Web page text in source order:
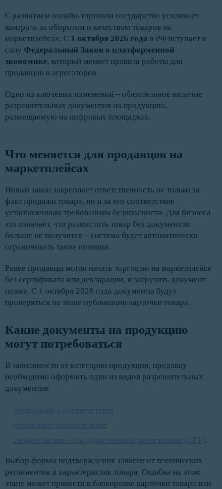
С развитием онлайн-торговли государство усиливает
контроль за оборотом и качеством товаров на
маркетплейсах. С 1 октября 2026 года в РФ вступает в
силу Федеральный Закон о платформенной
экономике, который меняет правила работы для
продавцов и агрегаторов.
Одно из ключевых изменений – обязательное наличие
разрешительных документов на продукцию,
размещаемую на цифровых площадках.
Что меняется для продавцов на
маркетплейсах
Новый закон закрепляет ответственность не только за
факт продажи товара, но и за его соответствие
установленным требованиям безопасности. Для бизнеса
это означает, что разместить товар без документов
больше не получится – система будет автоматически
ограничивать такие позиции.
Ранее продавцы могли начать торговлю на маркетплейсе
без сертификата или декларации, и загрузить документ
позже. С 1 октября 2026 года документы будут
проверяться на этапе публикации карточки товара.
Какие документы на продукцию
могут потребоваться
В зависимости от категории продукции, продавцу
необходимо оформить один из видов разрешительных
документов:
декларация о соответствии;
сертификат соответствия;
свидетельство о государственной регистрации (СГР).
Выбор формы подтверждения зависит от технических
регламентов и характеристик товара. Ошибка на этом
этапе может привести к блокировке карточки товара или